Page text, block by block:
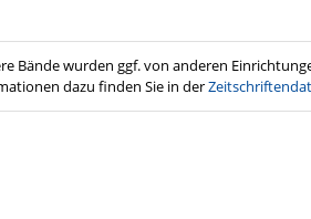
Bände wurden ggf. von anderen
dazu finden Sie in der